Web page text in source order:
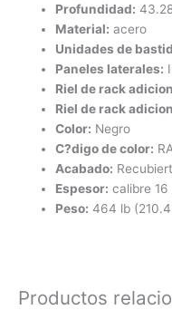
Profundidad:
Material: acero
Unidades de
Paneles laterales:
Riel de rack
Riel de rack
Color: Negro
C?digo de color:
Acabado:
Espesor: calibre 16
Peso: 464 lb
Productos